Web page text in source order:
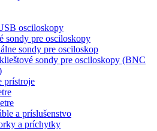
osciloskopy
sondy pre osciloskopy
sondy pre osciloskop
sondy pre osciloskopy (BNC
prístroje
a príslušenstvo
a príchytky